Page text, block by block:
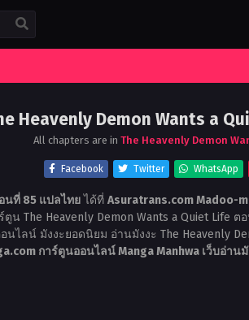
Heavenly Demon Wants a
All chapters are in The Heavenly Demon
Facebook Twitter WhatsApp
นที่ 85 แปลไทยได้ที่ Asuratrans.com Madoo-
ตูน The Heavenly Demon Wants a Quiet Life ต
ไลน์ มังงะยอดนิยม อ่านมังงะ The Heavenly
การ์ตูนออนไลน์ Manga Manhwa เว็บอ่าน